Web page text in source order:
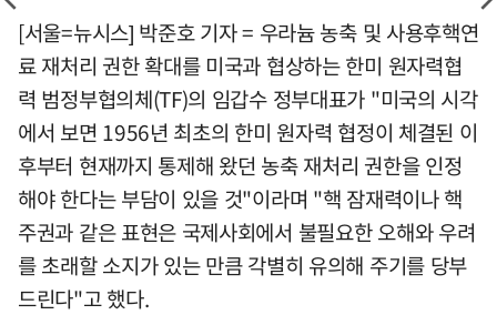
[서울=뉴시스] 박준호 기자 = 우라늄 농축 및 사용후핵연
료 재처리 권한 확대를 미국과 협상하는 한미 원자력협
력 범정부협의체(TF)의 임갑수 정부대표가 "미국의 시각
에서 보면 1956년 최초의 한미 원자력 협정이 체결된 이
후부터 현재까지 통제해 왔던 농축 재처리 권한을 인정
해야 한다는 부담이 있을 것"이라며 "핵 잠재력이나 핵
주권과 같은 표현은 국제사회에서 불필요한 오해와 우려
를 초래할 소지가 있는 만큼 각별히 유의해 주기를 당부
드린다"고 했다.